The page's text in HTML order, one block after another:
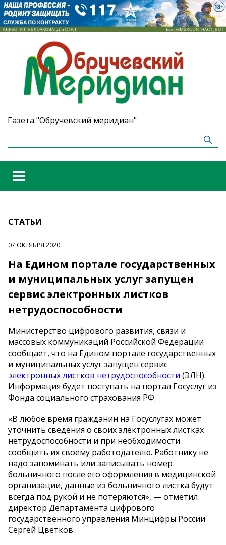
Газета "Обручевский меридиан"
СТАТЬИ
07 ОКТЯБРЯ 2020
На Едином портале государственных
и муниципальных услуг запущен
сервис электронных листков
нетрудоспособности
Министерство цифрового развития, связи и
массовых коммуникаций Российской Федерации
сообщает, что на Едином портале государственных
и муниципальных услуг запущен сервис
электронных листков нетрудоспособности (ЭЛН).
Информация будет поступать на портал Госуслуг из
Фонда социального страхования РФ.
«В любое время гражданин на Госуслугах может
уточнить сведения о своих электронных листках
нетрудоспособности и при необходимости
сообщить их своему работодателю. Работнику не
надо запоминать или записывать номер
больничного после его оформления в медицинской
организации, данные из больничного листка будут
всегда под рукой и не потеряются», — отметил
директор Департамента цифрового
государственного управления Минцифры России
Сергей Цветков.